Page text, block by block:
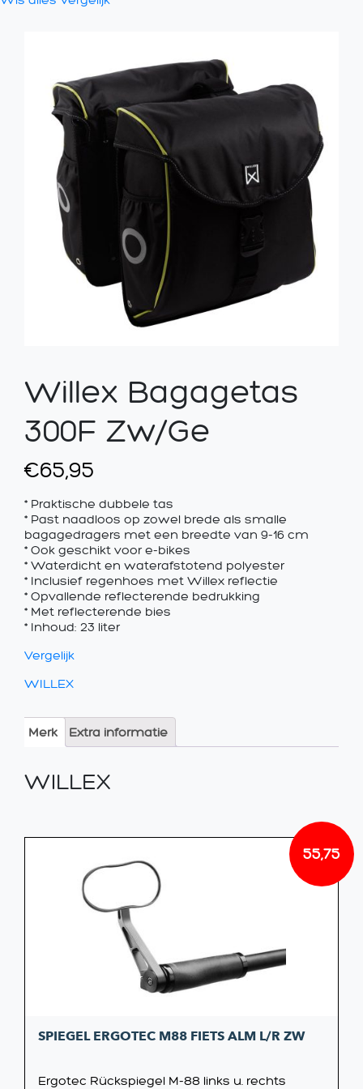
Willex Bagagetas
300F Zw/Ge
€65,95
* Praktische dubbele tas
* Past naadloos op zowel brede als smalle
bagagedragers met een breedte van 9-16 cm
* Ook geschikt voor e-bikes
* Waterdicht en waterafstotend polyester
* Inclusief regenhoes met Willex reflectie
* Opvallende reflecterende bedrukking
* Met reflecterende bies
* Inhoud: 23 liter
Vergelijk
WILLEX
Merk Extra informatie
WILLEX
SPIEGEL ERGOTEC M88 FIETS ALM L/R ZW
55,75
Ergotec Rückspiegel M-88 links u. rechts